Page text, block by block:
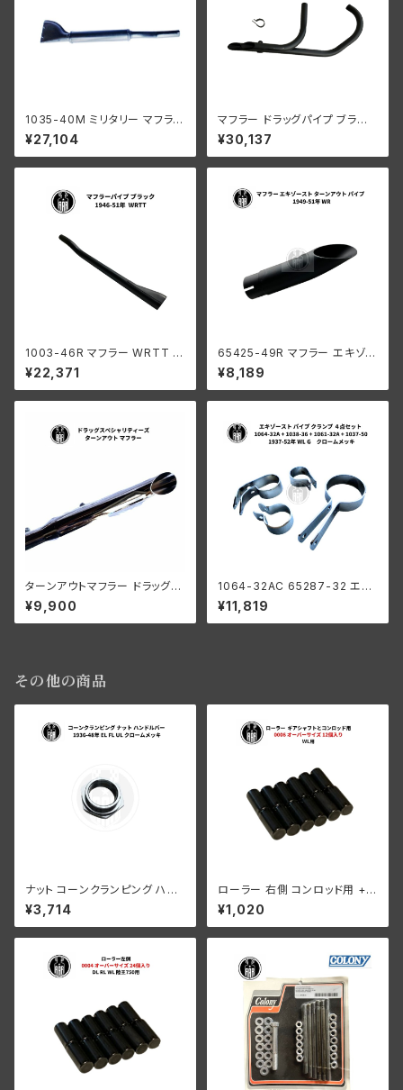
1035-40M ミリタリー マフラー
ブラック
¥27,104
マフラー ドラッグパイプ ブラケッ
ト付き 2個組 ハーレー 45モデ
ル サイドバルブ WL G ブラック
¥30,137
1003-46R マフラー WRTT タ
イプ 1946-51年 ハーレー
¥22,371
65425-49R マフラー エキゾー
スト ターンアウト パイプ ハーレ
ーダビッドソン 1949-51年 WR
¥8,189
ターンアウトマフラー ドラッグス
ペシャリティーズ ハーレーダビ
ッドソン ショベル パン エボ ナッ
クル サイドバルブ
¥9,900
1064-32AC 65287-32 エキ
ゾースト パイプ マフラー クラン
プ 4点セット ハーレーダビッドソ
ン 1937-52年 WL G クローム
¥11,819
その他の商品
ナット コーンクランピング ハン
ドルバー ハーレーダビッドソン 1
936-48年 EL FL UL クローム
メッキ
¥3,714
ローラー 右側 コンロッド用 +0
006 オーバーサイズ 12個入り
ハーレーダビッドソン 1929-73
年 DL RL WL G エンジン
¥1,020